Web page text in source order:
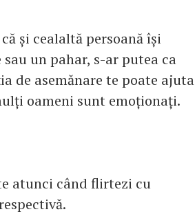
și cealaltă persoană își
un pahar, s-ar putea ca
de asemănare te poate ajuta
oameni sunt emoționați.
atunci când flirtezi cu